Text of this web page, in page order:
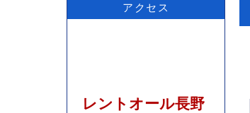
アクセス
レントオール長野